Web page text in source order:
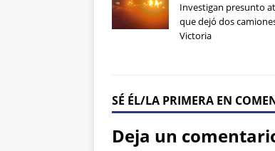
Investigan presunto
que dejó dos
Victoria
SÉ ÉL/LA PRIMERA EN
Deja un